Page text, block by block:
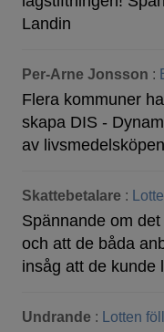
Landin
Per-Arne Jonsson :
Flera kommuner
skapa DIS -
av
Skattebetalare :
Spännande om
och att de båda
insåg att de
Undrande : Lotten